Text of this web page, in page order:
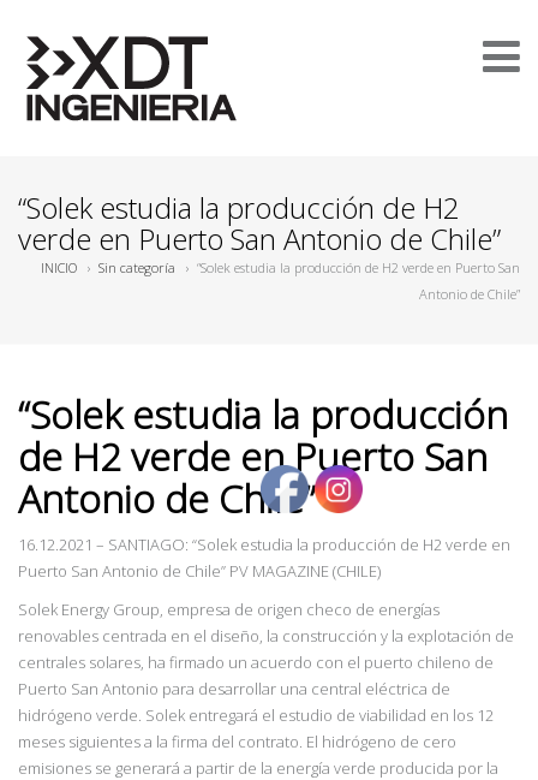
“Solek estudia la producción de H2
verde en Puerto San Antonio de Chile”
INICIO › Sin categoría › “Solek estudia la producción de H2 verde en Puerto San
Antonio de Chile”
“Solek estudia la producción
de H2 verde en Puerto San
Antonio de Chile”
16.12.2021 – SANTIAGO: “Solek estudia la producción de H2 verde en
Puerto San Antonio de Chile” PV MAGAZINE (CHILE)
Solek Energy Group, empresa de origen checo de energías
renovables centrada en el diseño, la construcción y la explotación de
centrales solares, ha firmado un acuerdo con el puerto chileno de
Puerto San Antonio para desarrollar una central eléctrica de
hidrógeno verde. Solek entregará el estudio de viabilidad en los 12
meses siguientes a la firma del contrato. El hidrógeno de cero
emisiones se generará a partir de la energía verde producida por la